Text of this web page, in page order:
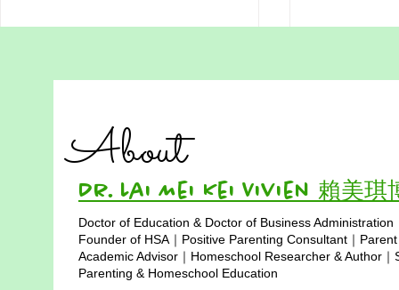
在香港，教育竞争从孩子三岁就开
始。抢幼儿园、抢小学、抢 Band
1 中学、抢八大大学名额。每一步
都像一场没有终点的赛跑。但在这
一条路——不是抢跑，而是让孩子
带路。Keiko Takahashi，就是其
中一位。 Keiko用十多年的实践告
争从孩子三
大学名额。
点的赛跑。
Copyright ©
About
Dr. Lai Mei Kei Vivien 賴美琪
Doctor of Education & Doctor of Business Administration
Founder of HSA｜Positive Parenting Consultant｜
Academic Advisor｜Homeschool Researcher & Author
Parenting & Homeschool Education